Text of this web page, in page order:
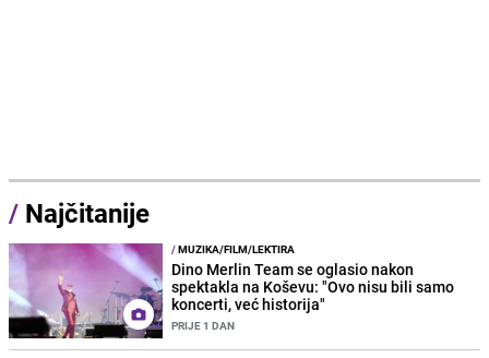
/ Najčitanije
/MUZIKA/FILM/LEKTIRA
Dino Merlin Team se oglasio nakon
spektakla na Koševu: "Ovo nisu bili samo
koncerti, već historija"
PRIJE 1 DAN